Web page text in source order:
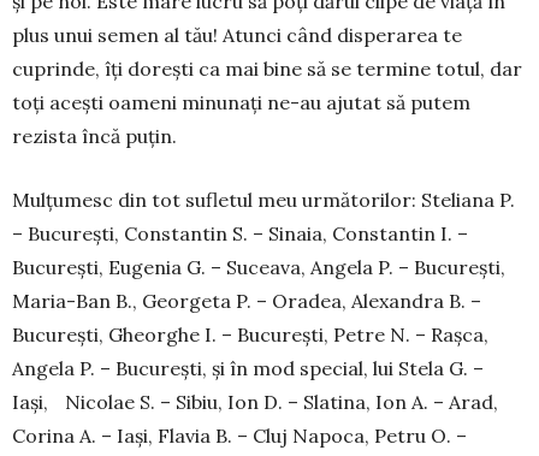
plus unui semen al tău! Atunci când disperarea te
cuprinde, îți dorești ca mai bine să se termine totul, dar
toți acești oameni minunați ne-au ajutat să putem
rezista încă puțin.
Mulțumesc din tot sufletul meu următorilor: Steliana P.
– București, Constantin S. – Sinaia, Cons­tantin I. –
București, Eugenia G. – Su­ceava, Angela P. – București,
Maria-Ban B., Geor­geta P. – Oradea, Alexandra B. –
Bucu­rești, Gheorghe I. – București, Petre N. – Raș­ca,
Angela P. – București, și în mod special, lui Stela G. –
Iași, Nicolae S. – Sibiu, Ion D. – Sla­tina, Ion A. – Arad,
Corina A. – Iași, Flavia B. – Cluj Napoca, Petru O. –